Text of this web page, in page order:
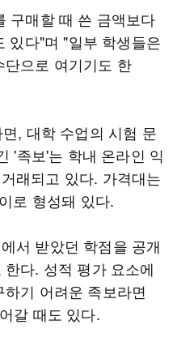
구매할 때 쓴 금액보다
있다"며 "일부 학생들은
으로 여기기도 한
, 대학 수업의 시험 문
'족보'는 학내 온라인 익
래되고 있다. 가격대는
로 형성돼 있다.
서 받았던 학점을 공개
다. 성적 평가 요소에
기 어려운 족보라면
갈 때도 있다.